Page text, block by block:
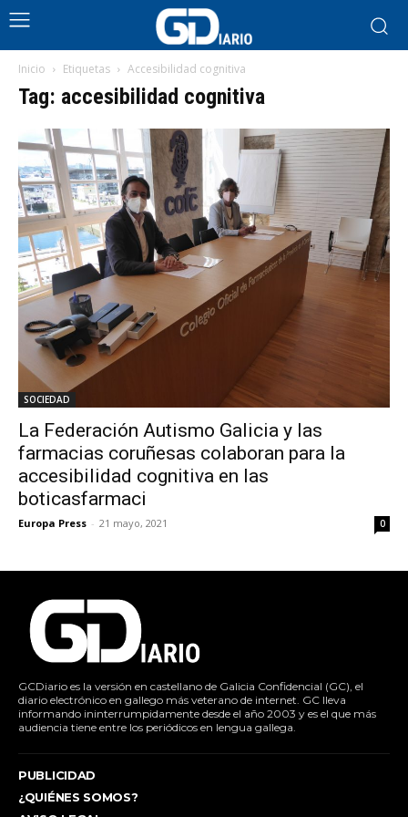
Inicio Etiquetas Accesibilidad cognitiva
Tag: accesibilidad cognitiva
SOCIEDAD
La Federación Autismo Galicia y las
farmacias coruñesas colaboran para la
accesibilidad cognitiva en las
boticasfarmaci
Europa Press - 21 mayo, 2021 0
GCDiario es la versión en castellano de Galicia Confidencial (GC), el
diario electrónico en gallego más veterano de internet. GC lleva
informando ininterrumpidamente desde el año 2003 y es el que más
audiencia tiene entre los periódicos en lengua gallega.
PUBLICIDAD
¿QUIÉNES SOMOS?